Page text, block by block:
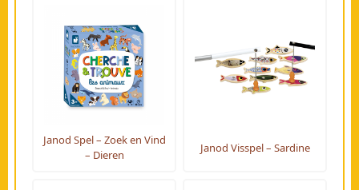
Janod Spel – Zoek en Vind
– Dieren
Janod Visspel – Sardine